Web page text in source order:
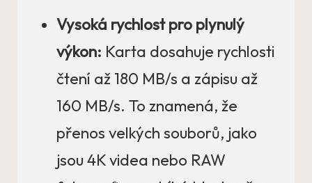
Vysoká rychlost pro plynulý
výkon: Karta dosahuje rychlosti
čtení až 180 MB/s a zápisu až
160 MB/s. To znamená, že
přenos velkých souborů, jako
jsou 4K videa nebo RAW